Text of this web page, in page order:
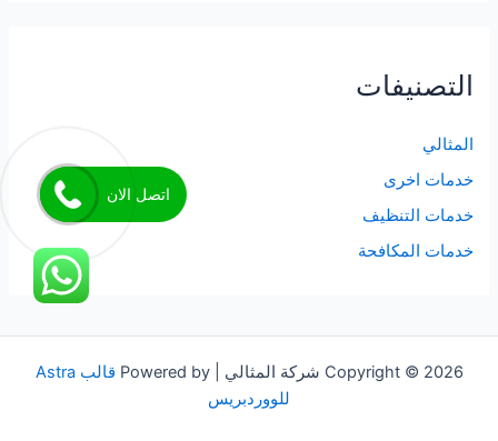
التصنيفات
المثالي
خدمات اخرى
خدمات التنظيف
خدمات المكافحة
Copyright © 2026 شركة المثالي | Powered by
قالب Astra
للووردبريس
اتصل الان